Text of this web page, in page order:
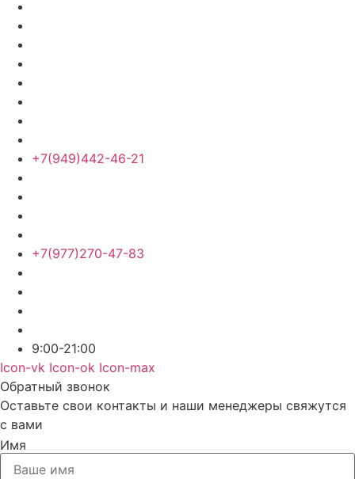
+7(949)442-46-21
+7(977)270-47-83
9:00-21:00
Icon-vk Icon-ok Icon-max
Обратный звонок
Оставьте свои контакты и наши менеджеры свяжутся
с вами
Имя